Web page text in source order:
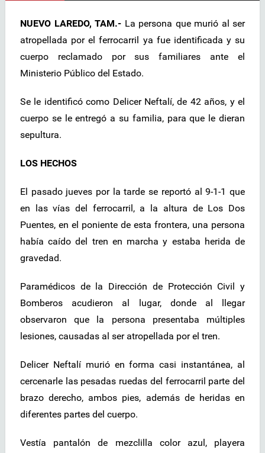
NUEVO LAREDO, TAM.- La persona que murió al ser
atropellada por el ferrocarril ya fue identificada y su
cuerpo reclamado por sus familiares ante el
Ministerio Público del Estado.
Se le identificó como Delicer Neftalí, de 42 años, y el
cuerpo se le entregó a su familia, para que le dieran
sepultura.
LOS HECHOS
El pasado jueves por la tarde se reportó al 9-1-1 que
en las vías del ferrocarril, a la altura de Los Dos
Puentes, en el poniente de esta frontera, una persona
había caído del tren en marcha y estaba herida de
gravedad.
Paramédicos de la Dirección de Protección Civil y
Bomberos acudieron al lugar, donde al llegar
observaron que la persona presentaba múltiples
lesiones, causadas al ser atropellada por el tren.
Delicer Neftalí murió en forma casi instantánea, al
cercenarle las pesadas ruedas del ferrocarril parte del
brazo derecho, ambos pies, además de heridas en
diferentes partes del cuerpo.
Vestía pantalón de mezclilla color azul, playera